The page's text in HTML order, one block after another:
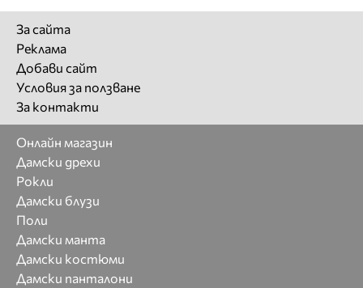
За сайта
Реклама
Добави сайт
Условия за ползване
За контакти
Онлайн магазин
Дамски дрехи
Рокли
Дамски блузи
Поли
Дамски манта
Дамски костюми
Дамски панталони